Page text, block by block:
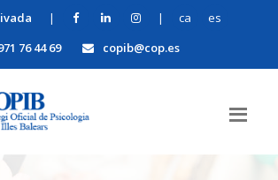
| | ca
es
76 44 69
copib@cop.es